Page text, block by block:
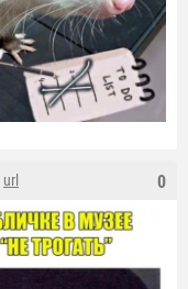
0
url